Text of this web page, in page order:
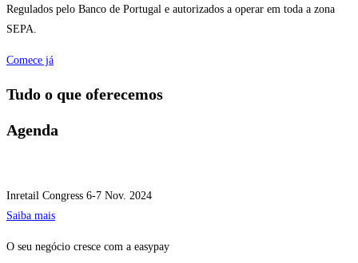
Regulados pelo Banco de Portugal e autorizados a operar em toda a zona
SEPA.
Comece já
Tudo o que oferecemos
Agenda
Inretail Congress 6-7 Nov. 2024
Saiba mais
O seu negócio cresce com a easypay